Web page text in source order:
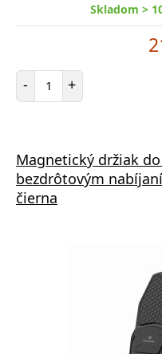
Skladom >
- Počet položiek
+
Magnetický držiak
bezdrôtovým
čierna